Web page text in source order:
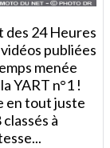
des 24 Heures
publiées
menée
YART n°1 !
en tout juste
à